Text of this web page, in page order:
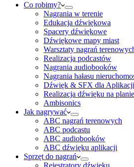
Co robimy?
Nagrania w terenie
Edukacja dźwiękowa
Spacery dźwiękowe
Dźwiękowe mapy miast
Warsztaty nagrań
Realizacja podcastów
Nagrania audiobooków
Nagrania hałasu
Dźwięk & SFX dla Aplikacji
Realizacja dźwięku na
Ambisonics
Jak nagrywać
ABC nagrań terenowych
ABC podcastu
ABC audiobooków
ABC dźwięku aplikacji
Sprzęt do nagrań
Rejestratory dźwięku